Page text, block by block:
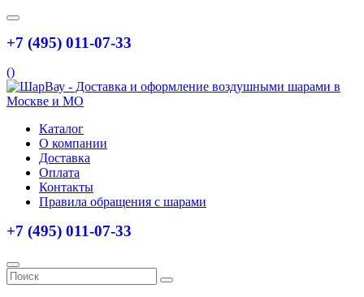
+7 (495) 011-07-33
()
Каталог
О компании
Доставка
Оплата
Контакты
Правила обращения с шарами
+7 (495) 011-07-33